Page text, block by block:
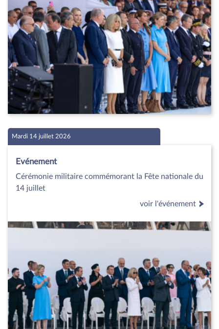
Mardi 14 juillet 2026
Evénement
Cérémonie militaire commémorant la Fête nationale du
14 juillet
voir l'événement